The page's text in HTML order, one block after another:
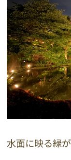
水面に映る緑